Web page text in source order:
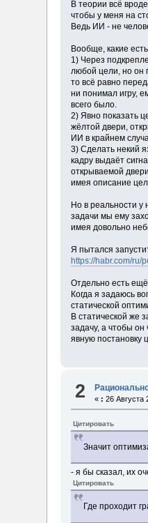
В теории всё
чтобы у меня на
Ведь ИИ - не
Вообще, какие
1) Через
любой цели, но он
то всё равно
ни понимал игру,
всего было.
2) Явно показать
жёлтой двери,
ИИ в крайнем
3) Сделать некий
кадру выдаёт
открываемой
имея описание
Но в реальности у
задачи мы ему
имея довольно
Я пытался
https://habr.com/ru/
Отдельно есть
Когда я задаюсь
статической
В статической же
задачу, а чтобы
явную постановку
2 « : 26 Августа
Цитировать
Значит
- я бы сказал, их
Цитировать
Где проходит